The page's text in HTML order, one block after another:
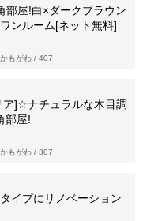
部屋!白×ダークブラウン
ンルーム[ネット無料]
もがわ / 407
ア]☆ナチュラルな木目調
部屋!
もがわ / 307
イプにリノベーション